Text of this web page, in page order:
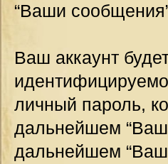
“Ваши
Ваш аккаунт
личный пароль,
дальнейшем “Ваш
дальнейшем